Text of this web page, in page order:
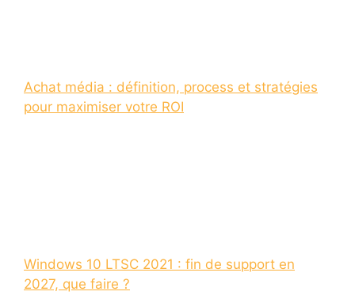
Achat média : définition, process et stratégies
pour maximiser votre ROI
Windows 10 LTSC 2021 : fin de support en
2027, que faire ?